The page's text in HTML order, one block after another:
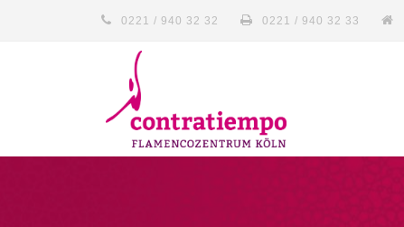
0221 / 940 32 32 0221 / 940 32 33